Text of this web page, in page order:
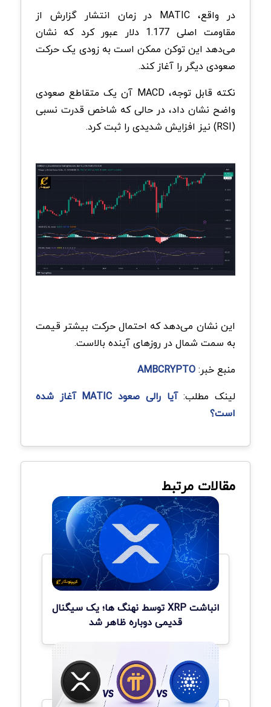
در واقع، MATIC در زمان انتشار گزارش از
مقاومت اصلی 1.177 دلار عبور کرد که نشان
می‌دهد این توکن ممکن است به زودی یک حرکت
صعودی دیگر را آغاز کند.
نکته قابل توجه، MACD آن یک متقاطع صعودی
واضح نشان داد، در حالی که شاخص قدرت نسبی
(RSI) نیز افزایش شدیدی را ثبت کرد.
این نشان می‌دهد که احتمال حرکت بیشتر قیمت
به سمت شمال در روزهای آینده بالاست.
منبع خبر:AMBCRYPTO
لینک مطلب:
آیا رالی صعود MATIC آغاز شده
است؟
مقالات مرتبط
انباشت XRP توسط نهنگ ها؛ یک سیگنال
قدیمی دوباره ظاهر شد